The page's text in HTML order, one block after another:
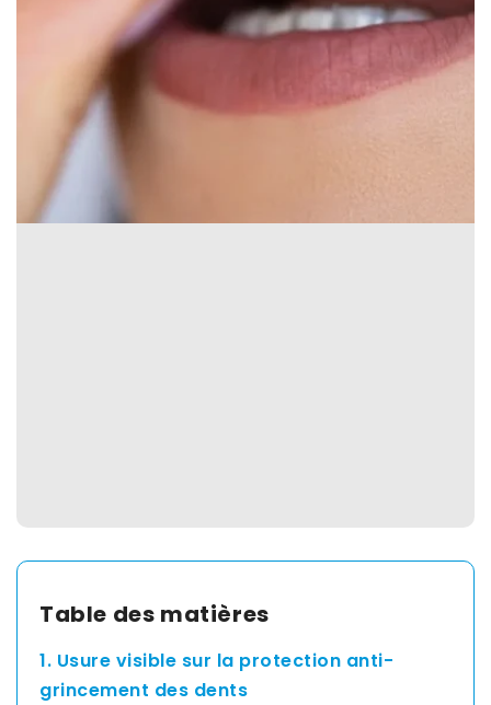
Portugal
Portuguese
Spain
Switzerland
English
Table des matières
1. Usure visible sur la protection anti-
grincement des dents